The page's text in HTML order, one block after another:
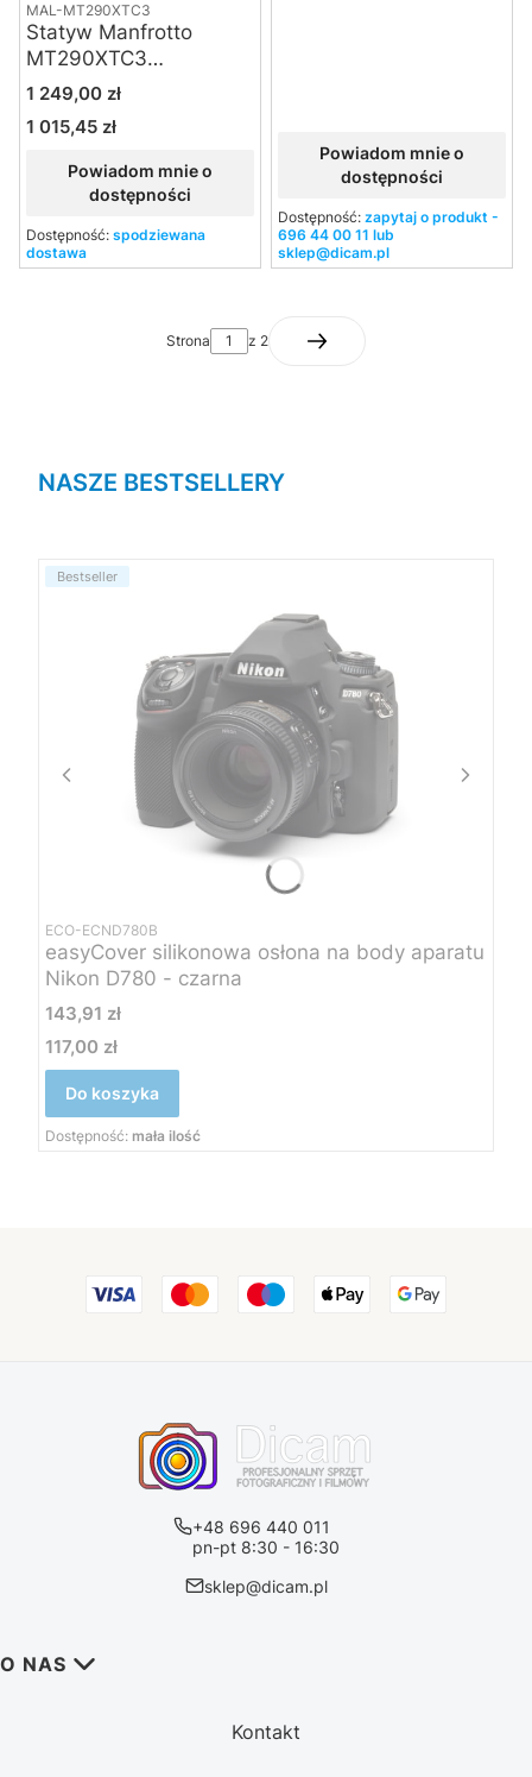
MAL-MT290XTC3
Statyw Manfrotto
MT290XTC3
karbonowy
Cena
1 249,00 zł
Cena
1 015,45 zł
Powiadom mnie o
dostępności
Dostępność: spodziewana
dostawa
Powiadom mnie o
dostępności
Dostępność: zapytaj o produkt -
696 44 00 11 lub
sklep@dicam.pl
Strona z 2
NASZE BESTSELLERY
Bestseller
ECO-ECND780B
easyCover silikonowa osłona na body aparatu
Nikon D780 - czarna
Cena
143,91 zł
Cena
117,00 zł
Do koszyka
Dostępność: mała ilość
+48 696 440 011
pn-pt 8:30 - 16:30
sklep@dicam.pl
Linki w stopce
O NAS
Kontakt